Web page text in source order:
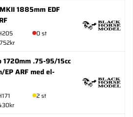
1885mm EDF
0 st
.75-95/15cc
EP ARF med el-
2 st